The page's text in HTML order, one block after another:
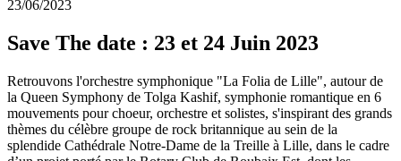
23/06/2023
Save The date : 23 et 24 Juin 2023
Retrouvons l'orchestre symphonique "La Folia de Lille", autour de
la Queen Symphony de Tolga Kashif, symphonie romantique en 6
mouvements pour choeur, orchestre et solistes, s'inspirant des grands
thèmes du célèbre groupe de rock britannique au sein de la
splendide Cathédrale Notre-Dame de la Treille à Lille, dans le cadre